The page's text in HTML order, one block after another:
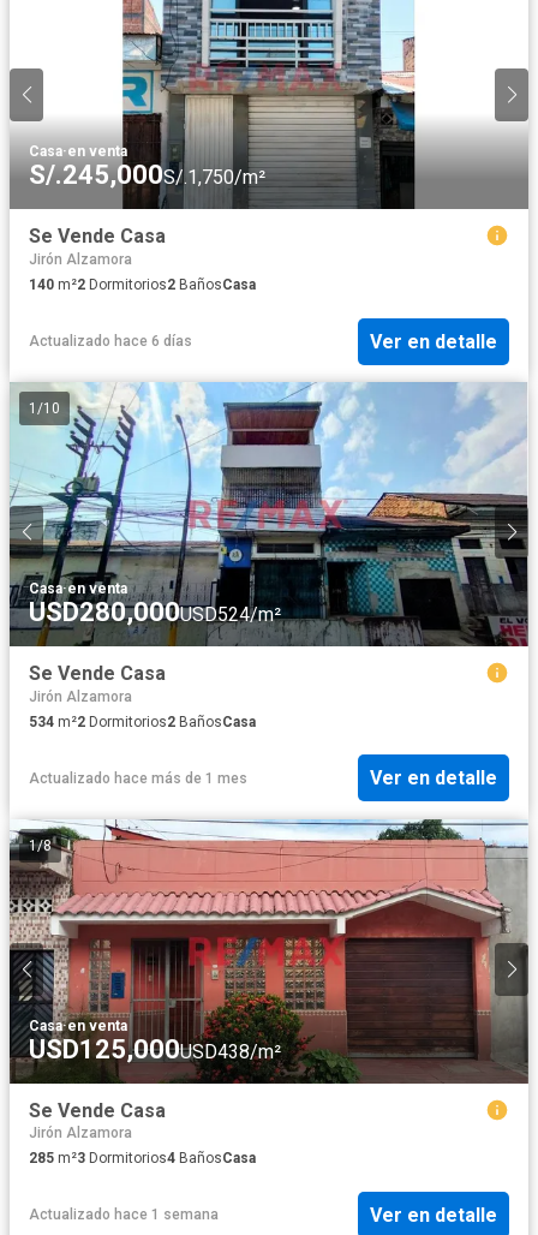
Casa·en venta
S/.245,000S/.1,750/m²
Se Vende Casa
Jirón Alzamora
140 m²2 Dormitorios2 BañosCasa
Actualizado hace 6 días Ver en detalle
1 /10
Casa·en venta
USD280,000USD524/m²
Se Vende Casa
Jirón Alzamora
534 m²2 Dormitorios2 BañosCasa
Actualizado hace más de 1 mes Ver en detalle
1/8
Casa·en venta
USD125,000USD438/m²
Se Vende Casa
Jirón Alzamora
285 m²3 Dormitorios4 BañosCasa
Actualizado hace 1 semana Ver en detalle